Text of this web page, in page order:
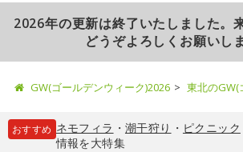
2026年の更新は終了いたしました。
どうぞよろしくお願いし
GW(ゴールデンウィーク)2026 東北のGW(
おすすめ ネモフィラ ・ 潮干狩り ・ ピクニック
情報を大特集